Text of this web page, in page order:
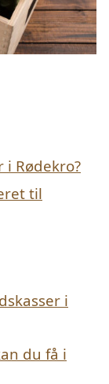
Rødekro?
til
i
du få i